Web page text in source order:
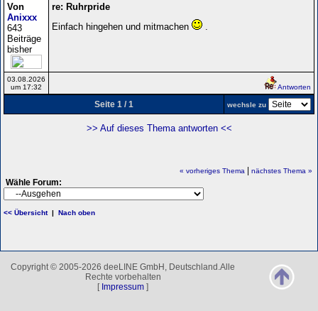
Von
Anixxx
643
Beiträge
bisher
re: Ruhrpride
Einfach hingehen und mitmachen
03.08.2026
um 17:32
Antworten
Seite 1 / 1 wechsle zu
>> Auf dieses Thema antworten <<
« vorheriges Thema nächstes Thema »
Wähle Forum:
<< Übersicht| Nach oben
Copyright © 2005-2026 deeLINE GmbH, Deutschland.Alle
Rechte vorbehalten
[ Impressum ]